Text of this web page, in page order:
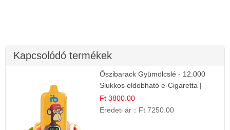
Kapcsolódó termékek
Őszibarack Gyümölcslé - 12.000
Slukkos eldobható e-Cigaretta |
Friss Gyümölcs Íz
Ft 3800.00
Eredeti ár： Ft 7250.00